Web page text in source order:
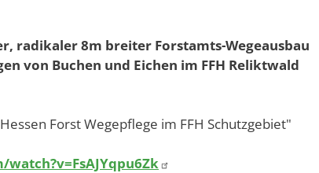
radikaler 8m breiter Forstamts-Wegeausbau
von Buchen und Eichen im FFH Reliktwald
Forst Wegepflege im FFH Schutzgebiet"